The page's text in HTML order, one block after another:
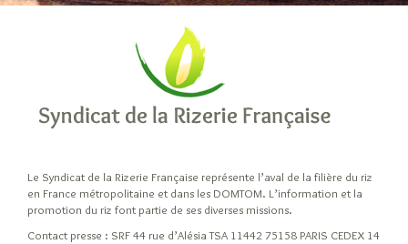
Le Syndicat de la Rizerie Française représente l’aval de la filière du riz
en France métropolitaine et dans les DOMTOM. L’information et la
promotion du riz font partie de ses diverses missions.
Contact presse : SRF 44 rue d’Alésia TSA 11442 75158 PARIS CEDEX 14